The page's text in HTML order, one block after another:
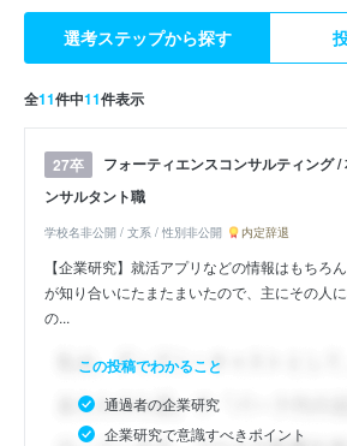
選考ステップから探す
全11件中11件表示
27卒
フォーティエンスコンサルティング /
ンサルタント職
学校名非公開 / 文系 / 性別非公開 内定辞退
【企業研究】就活アプリなどの情報はもちろ
が知り合いにたまたまいたので、主にその人
の...
この投稿でわかること
通過者の企業研究
企業研究で意識すべきポイント